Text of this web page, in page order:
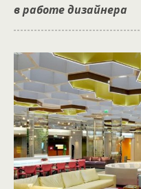
в работе дизайнера